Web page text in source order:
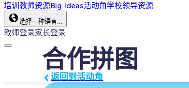
培训 教师资源Big Ideas活动角学校领导资源
选择一种语言...
教师登录家长登录
合作拼图
返回到活动角